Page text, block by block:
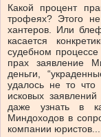
Какой процент
трофеях? Этого
хантеров. Или
касается
судебном
прах заявление
деньги,
удалось не то что
исковых
даже узнать в
Миндоходов в
компании юристов...